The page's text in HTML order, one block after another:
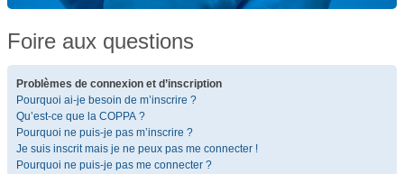
Foire aux questions
Problèmes de connexion et d’inscription
Pourquoi ai-je besoin de m’inscrire ?
Qu’est-ce que la COPPA ?
Pourquoi ne puis-je pas m’inscrire ?
Je suis inscrit mais je ne peux pas me connecter !
Pourquoi ne puis-je pas me connecter ?